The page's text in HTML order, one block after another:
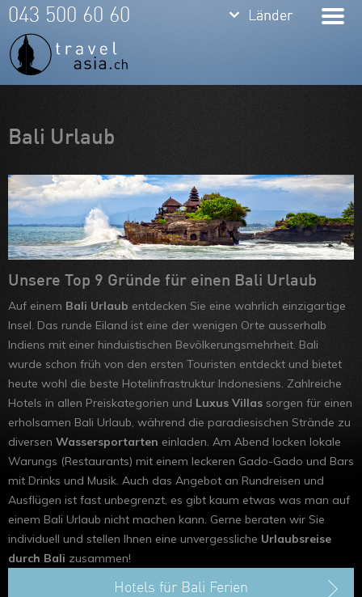
Über uns
Feedbacks
Kontakt
ARVB
keyboard_arrow_down Länder
Laos
Kambodscha
Burma
Philippinen
Malaysia
Singapore
Hongkong
keyboard_arrow_down Länder
043 500 60 60
Bali Urlaub
Unsere Top 9 Gründe für einen Bali Urlaub
Auf einem Bali Urlaub entdecken Sie eine wahrlich einzigartige
Insel. Das runde Eiland ist eine der wenigen Orte ausserhalb
Indiens mit einer hinduistischen Bevölkerungsmehrheit. Bali
wurde schon früh von den ersten Touristen entdeckt und bietet
heute wohl die beste Hotelinfrastruktur Indonesiens. Zahlreiche
Hotels in allen Preiskategorien und Luxus Villas sorgen für einen
erholsamen Bali Urlaub, während die paradiesischen Strände zu
diversen Wassersportarten einladen. Am Abend locken lokale
Warungs (Restaurants) mit einem leckeren Gado-Gado und Bars
mit Drinks und Musik. Auch das Angebot an Rundreisen und
Ausflügen ist fast unbegrenzt, es gibt kaum etwas was man auf
einem Bali Urlaub nicht machen kann. Gerne beraten wir Sie
individuell und stellen Ihnen eine unvergessliche Urlaubsreise
durch Bali zusammen!
Hotels für Bali Ferien